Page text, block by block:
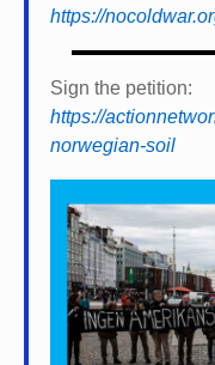
https://
Sign the petition:
https://
norwegian-soil